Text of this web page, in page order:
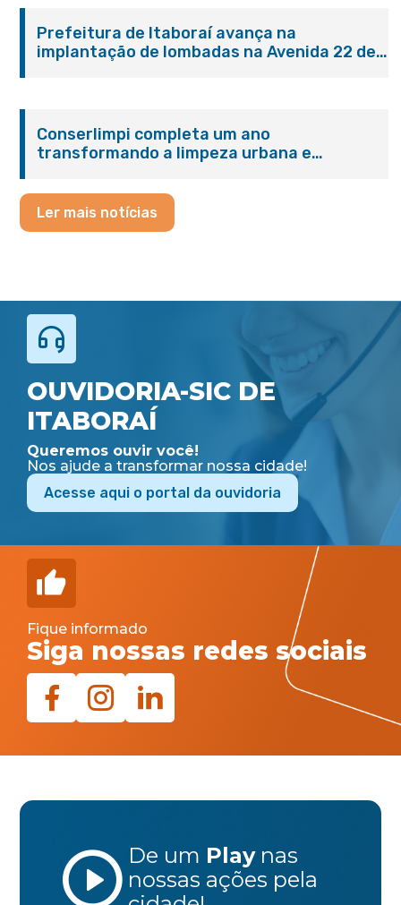
Prefeitura de Itaboraí avança na
implantação de lombadas na Avenida 22 de
Conserlimpi completa um ano
transformando a limpeza urbana e
Ler mais notícias
OUVIDORIA-SIC DE
ITABORAÍ
Queremos ouvir você!
Nos ajude a transformar nossa cidade!
Acesse aqui o portal da ouvidoria
Fique informado
Siga nossas redes sociais
De um Play nas
nossas ações pela